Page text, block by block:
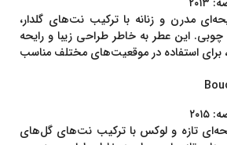
مدرن و زنانه با ترکیب نت‌های گلدار،
این عطر به خاطر طراحی زیبا و رایحه
برای استفاده در موقعیت‌های مختلف مناسب
تازه و لوکس با ترکیب نت‌های گل‌های